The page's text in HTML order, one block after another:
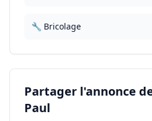
🔧 Bricolage
Partager l'annonce
Paul